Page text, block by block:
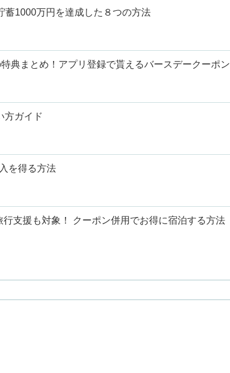
蓄1000万円を達成した８つの方法
特典まとめ！アプリ登録で貰えるバースデークーポン
方ガイド
を得る方法
行支援も対象！ クーポン併用でお得に宿泊する方法